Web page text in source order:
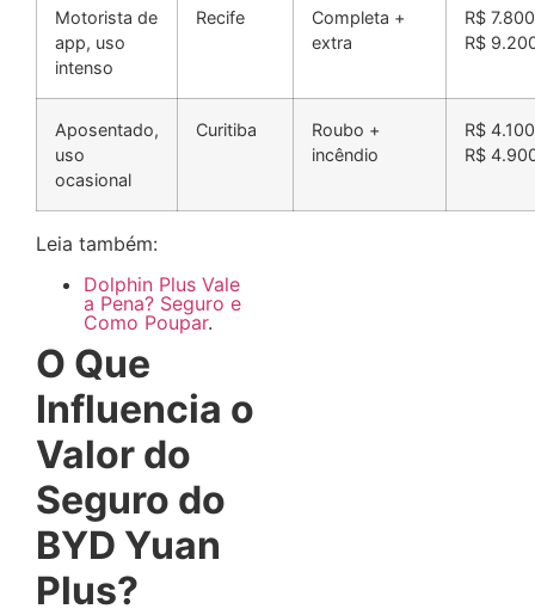
Motorista de
app, uso
intenso
Recife
Completa +
extra
R$
R$
Aposentado,
uso
ocasional
Curitiba
Roubo +
incêndio
R$
R$
Leia também:
Dolphin Plus Vale
a Pena? Seguro e
Como Poupar.
O Que
Influencia o
Valor do
Seguro do
BYD Yuan
Plus?